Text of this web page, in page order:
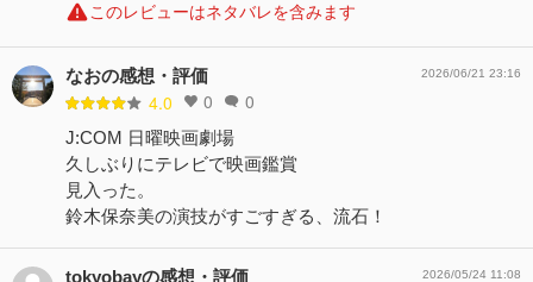
このレビューはネタバレを含みます
なおの感想・評価
4.0 0 0
2026/06/21 23:16
J:COM 日曜映画劇場
久しぶりにテレビで映画鑑賞
見入った。
鈴木保奈美の演技がすごすぎる、流石！
tokyobayの感想・評価 2026/05/24 11:08